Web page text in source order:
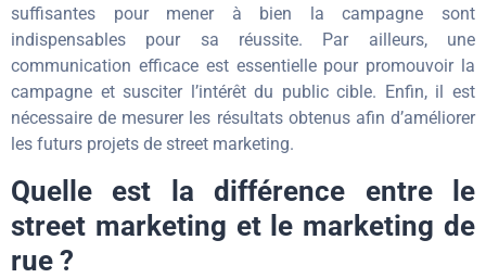
suffisantes pour mener à bien la campagne sont
indispensables pour sa réussite. Par ailleurs, une
communication efficace est essentielle pour promouvoir la
campagne et susciter l’intérêt du public cible. Enfin, il est
nécessaire de mesurer les résultats obtenus afin d’améliorer
les futurs projets de street marketing.
Quelle est la différence entre le
street marketing et le marketing de
rue ?